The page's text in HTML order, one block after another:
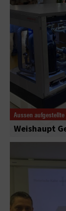
Aussen aufgestellte
Weishaupt